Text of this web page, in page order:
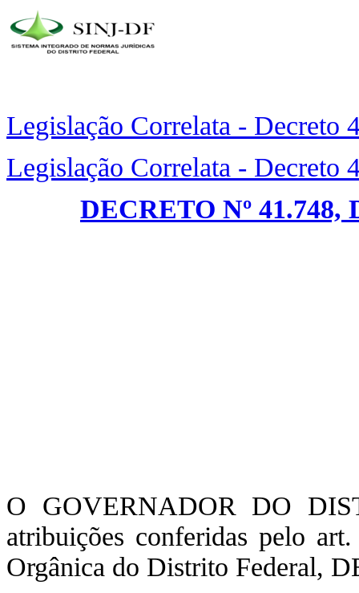
Legislação Correlata - Decreto
Legislação Correlata - Decreto
DECRETO Nº 41.748,
O GOVERNADOR DO
atribuições conferidas pelo
Orgânica do Distrito Federal,